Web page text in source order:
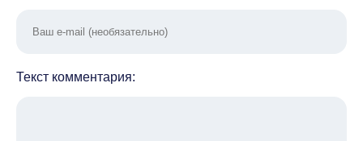
Текст комментария: